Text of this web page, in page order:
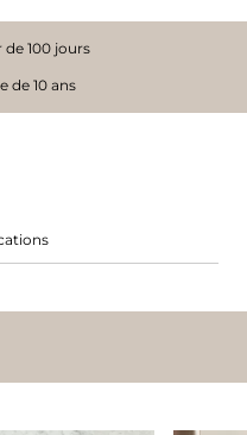
100 jours
de 10 ans